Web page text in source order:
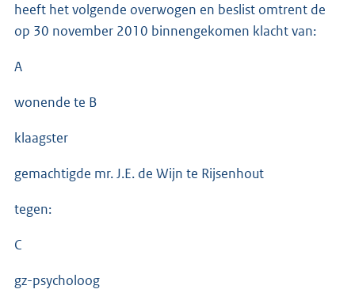
heeft het volgende overwogen en beslist omtrent de
op 30 november 2010 binnengekomen klacht van:
A
wonende te B
klaagster
gemachtigde mr. J.E. de Wijn te Rijsenhout
tegen:
C
gz-psycholoog